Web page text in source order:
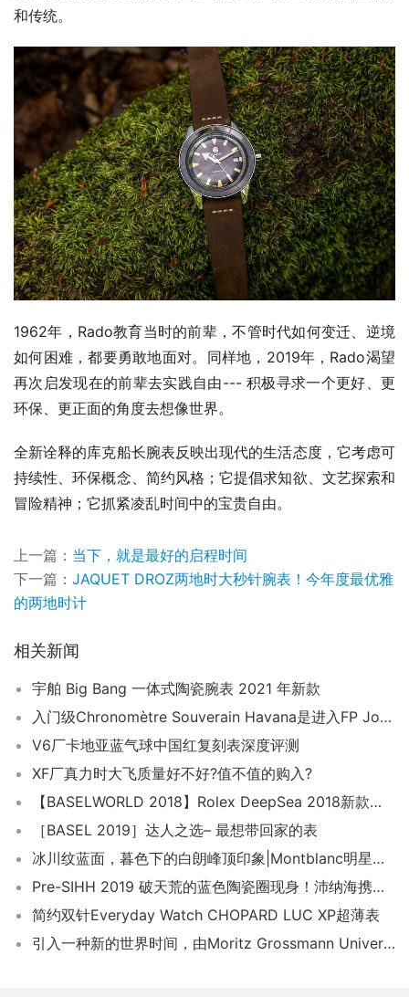
和传统。
1962年，Rado教育当时的前辈，不管时代如何变迁、逆境
如何困难，都要勇敢地面对。同样地，2019年，Rado渴望
再次启发现在的前辈去实践自由--- 积极寻求一个更好、更
环保、更正面的角度去想像世界。
全新诠释的库克船长腕表反映出现代的生活态度，它考虑可
持续性、环保概念、简约风格；它提倡求知欲、文艺探索和
冒险精神；它抓紧凌乱时间中的宝贵自由。
上一篇： 当下，就是最好的启程时间
下一篇： JAQUET DROZ两地时大秒针腕表！今年度最优雅
的两地时计
相关新闻
宇舶 Big Bang 一体式陶瓷腕表 2021 年新款
入门级Chronomètre Souverain Havana是进入FP Journe世界的纯金起点
V6厂卡地亚蓝气球中国红复刻表深度评测
XF厂真力时大飞质量好不好?值不值的购入?
【BASELWORLD 2018】Rolex DeepSea 2018新款实物曝光
［BASEL 2019］达人之选– 最想带回家的表
冰川纹蓝面，暮色下的白朗峰顶印象|Montblanc明星传承系列限量新作
Pre-SIHH 2019 破天荒的蓝色陶瓷圈现身！沛纳海携手自由潜水好手Guillaume Néry联名款
简约双针Everyday Watch CHOPARD LUC XP超薄表
引入一种新的世界时间，由Moritz Grossmann Universalzeit提供